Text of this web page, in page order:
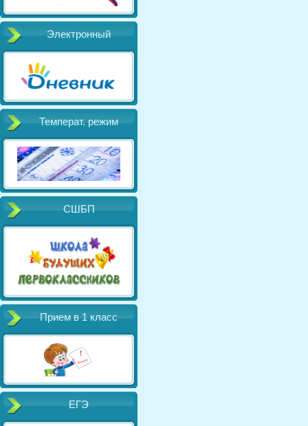
Электронный
Температ. режим
СШБП
Прием в 1 класс
ЕГЭ